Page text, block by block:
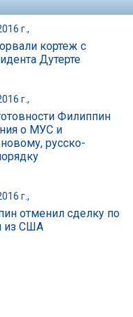
г.,
кортеж с
Дутерте
г.,
Филиппин
о МУС и
русско-
г.,
отменил сделку по
из США